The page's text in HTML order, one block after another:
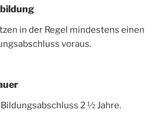
in der Regel mindestens einen
voraus.
2 ½ Jahre.